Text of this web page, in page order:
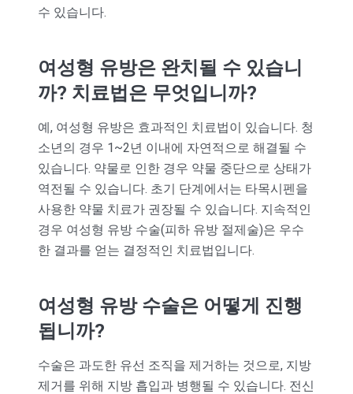
수 있습니다.
여성형 유방은 완치될 수 있습니
까? 치료법은 무엇입니까?
예, 여성형 유방은 효과적인 치료법이 있습니다. 청
소년의 경우 1~2년 이내에 자연적으로 해결될 수
있습니다. 약물로 인한 경우 약물 중단으로 상태가
역전될 수 있습니다. 초기 단계에서는 타목시펜을
사용한 약물 치료가 권장될 수 있습니다. 지속적인
경우 여성형 유방 수술(피하 유방 절제술)은 우수
한 결과를 얻는 결정적인 치료법입니다.
여성형 유방 수술은 어떻게 진행
됩니까?
수술은 과도한 유선 조직을 제거하는 것으로, 지방
제거를 위해 지방 흡입과 병행될 수 있습니다. 전신